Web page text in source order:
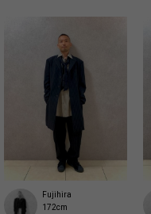
Fujihira
172cm